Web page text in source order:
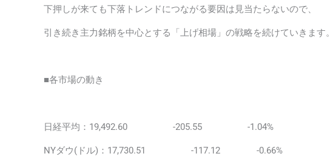
下押しが来ても下落トレンドにつながる要因は見当たらないので、
引き続き主力銘柄を中心とする「上げ相場」の戦略を続けていきます。
■各市場の動き
日経平均：19,492.60 -205.55 -1.04%
NYダウ(ドル)：17,730.51 -117.12 -0.66%